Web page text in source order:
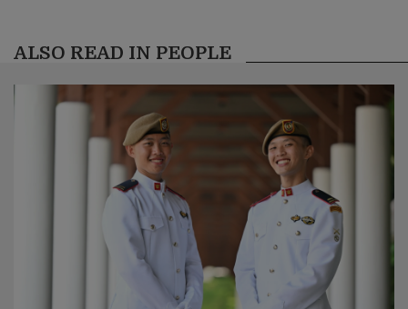
ALSO READ IN PEOPLE